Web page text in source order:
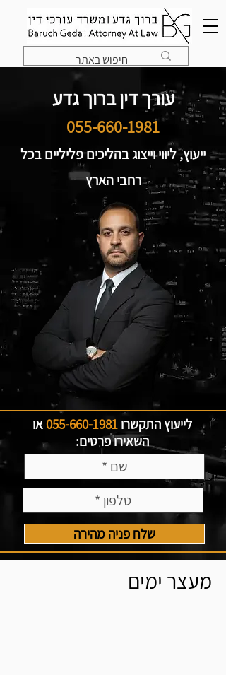
עורך דין ברוך גדע
055-660-1981
ייעוץ, ליווי וייצוג בהליכים פליליים בכל
רחבי הארץ
לייעוץ התקשרו 055-660-1981או
השאירו פרטים:
שלח פניה מהירה
מעצר ימים